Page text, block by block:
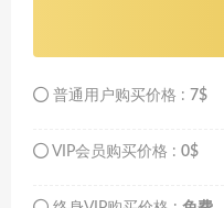
普通用户购买价格 : 7$
VIP会员购买价格 : 0$